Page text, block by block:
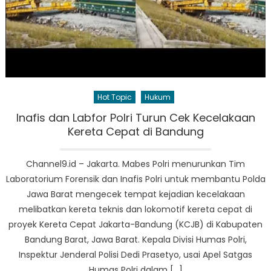
Hot Topic Hukum
Inafis dan Labfor Polri Turun Cek Kecelakaan
Kereta Cepat di Bandung
Channel9.id – Jakarta. Mabes Polri menurunkan Tim
Laboratorium Forensik dan Inafis Polri untuk membantu Polda
Jawa Barat mengecek tempat kejadian kecelakaan
melibatkan kereta teknis dan lokomotif kereta cepat di
proyek Kereta Cepat Jakarta-Bandung (KCJB) di Kabupaten
Bandung Barat, Jawa Barat. Kepala Divisi Humas Polri,
Inspektur Jenderal Polisi Dedi Prasetyo, usai Apel Satgas